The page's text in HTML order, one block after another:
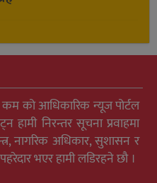
को आधिकारिक न्यूज पोर्टल
निरन्तर सूचना प्रवाहमा
नागरिक अधिकार, सुशासन र
भएर हामी लडिरहने छौ ।